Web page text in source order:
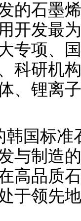
的石墨
开发最
专项、
科研机
、锂离
韩国标
与制造
高品质
于领先